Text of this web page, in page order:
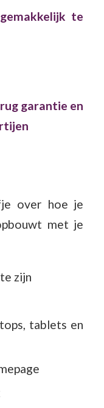
te
garantie en
over hoe je
met je
zijn
tablets en